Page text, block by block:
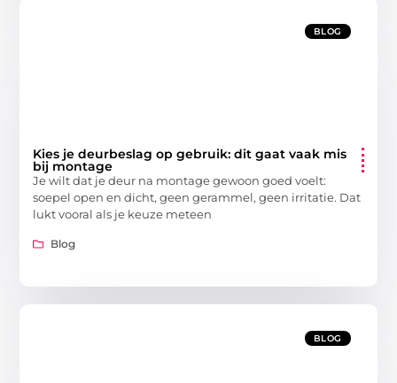
BLOG
Kies je deurbeslag op gebruik: dit gaat vaak mis
bij montage
Je wilt dat je deur na montage gewoon goed voelt:
soepel open en dicht, geen gerammel, geen irritatie. Dat
lukt vooral als je keuze meteen
Blog
BLOG